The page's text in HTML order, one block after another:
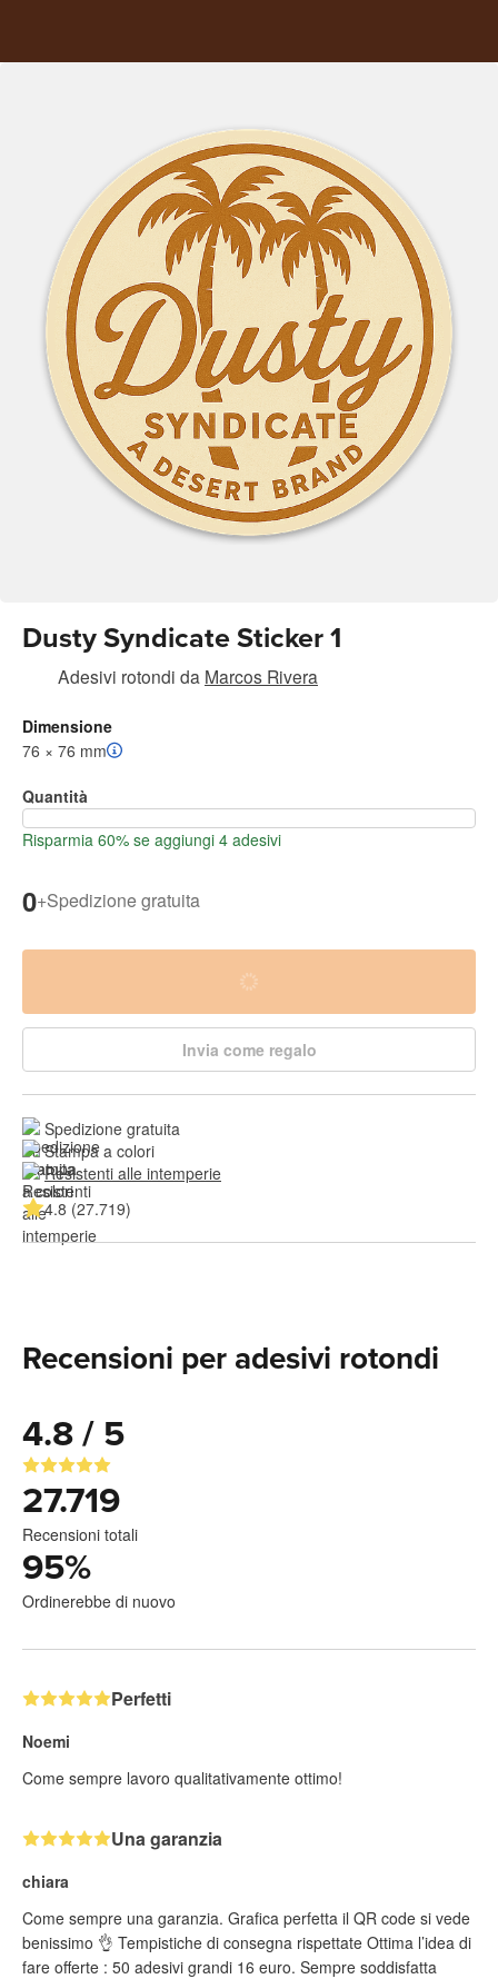
Dusty Syndicate Sticker 1
Adesivi rotondi da Marcos Rivera
Dimensione
76 × 76 mm
Quantità
Risparmia 60% se aggiungi 4 adesivi
0+Spedizione gratuita
Invia come regalo
Spedizione gratuita
Stampa a colori
Resistenti alle intemperie
4.8 (27.719)
Recensioni per adesivi rotondi
4.8 / 5
27.719
Recensioni totali
95%
Ordinerebbe di nuovo
Perfetti
Noemi
Come sempre lavoro qualitativamente ottimo!
Una garanzia
chiara
Come sempre una garanzia. Grafica perfetta il QR code si vede
benissimo 👌 Tempistiche di consegna rispettate Ottima l’idea di
fare offerte : 50 adesivi grandi 16 euro. Sempre soddisfatta